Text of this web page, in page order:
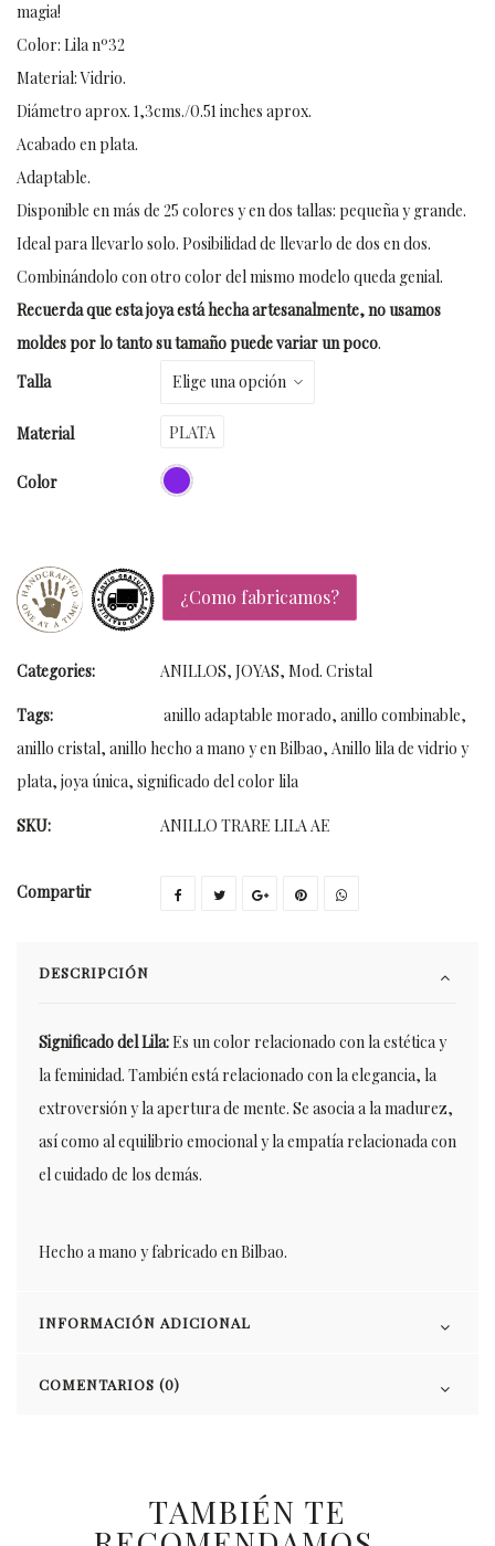
magia!
Color: Lila nº32
Material: Vidrio.
Diámetro aprox. 1,3cms./0.51 inches aprox.
Acabado en plata.
Adaptable.
Disponible en más de 25 colores y en dos tallas: pequeña y grande.
Ideal para llevarlo solo. Posibilidad de llevarlo de dos en dos.
Combinándolo con otro color del mismo modelo queda genial.
Recuerda que esta joya está hecha artesanalmente, no usamos
moldes por lo tanto su tamaño puede variar un poco.
Talla
Material PLATA
Color
¿Como fabricamos?
Categories: ANILLOS, JOYAS, Mod. Cristal
Tags: anillo adaptable morado, anillo combinable,
anillo cristal, anillo hecho a mano y en Bilbao, Anillo lila de vidrio y
plata, joya única, significado del color lila
SKU: ANILLO TRARE LILA AE
Compartir
DESCRIPCIÓN
Significado del Lila:Es un color relacionado con la estética y
la feminidad. También está relacionado con la elegancia, la
extroversión y la apertura de mente. Se asocia a la madurez,
así como al equilibrio emocional y la empatía relacionada con
el cuidado de los demás.
Hecho a mano y fabricado en Bilbao.
INFORMACIÓN ADICIONAL
COMENTARIOS (0)
TAMBIÉN TE